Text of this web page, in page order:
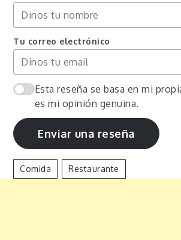
Tu correo electrónico
Esta reseña se basa en mi
es mi opinión genuina.
Enviar una reseña
Comida Restaurante